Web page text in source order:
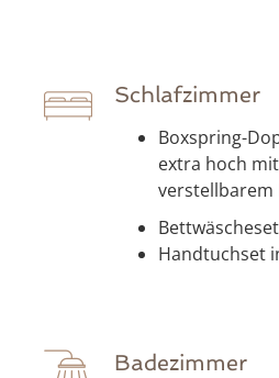
Schlafzimmer
Boxspring-
extra hoch
verstellbarem
Handtuchset
Badezimmer